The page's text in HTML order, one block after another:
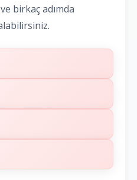
birkaç adımda